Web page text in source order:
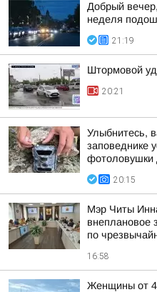
Добрый
неделя
21:19
Штормовой
20:21
Улыбнитесь,
заповеднике
фотоловушки
20:15
Мэр Читы
внеплановое
по
16:58
Женщины от